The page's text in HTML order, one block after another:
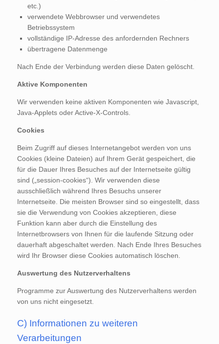
etc.)
verwendete Webbrowser und verwendetes
Betriebssystem
vollständige IP-Adresse des anfordernden Rechners
übertragene Datenmenge
Nach Ende der Verbindung werden diese Daten gelöscht.
Aktive Komponenten
Wir verwenden keine aktiven Komponenten wie Javascript,
Java-Applets oder Active-X-Controls.
Cookies
Beim Zugriff auf dieses Internetangebot werden von uns
Cookies (kleine Dateien) auf Ihrem Gerät gespeichert, die
für die Dauer Ihres Besuches auf der Internetseite gültig
sind („session-cookies“). Wir verwenden diese
ausschließlich während Ihres Besuchs unserer
Internetseite. Die meisten Browser sind so eingestellt, dass
sie die Verwendung von Cookies akzeptieren, diese
Funktion kann aber durch die Einstellung des
Internetbrowsers von Ihnen für die laufende Sitzung oder
dauerhaft abgeschaltet werden. Nach Ende Ihres Besuches
wird Ihr Browser diese Cookies automatisch löschen.
Auswertung des Nutzerverhaltens
Programme zur Auswertung des Nutzerverhaltens werden
von uns nicht eingesetzt.
C) Informationen zu weiteren
Verarbeitungen